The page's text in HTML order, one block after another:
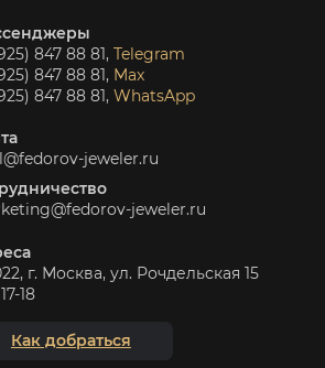
847 88 81, Telegram
847 88 81, Max
847 88 81, WhatsApp
jeweler.ru
jeweler.ru
г. Москва, ул. Рочдельская 15
18
Как добраться